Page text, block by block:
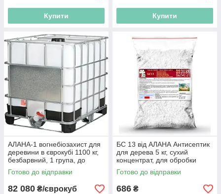
Купити Купити
АЛАНА-1 вогнебіозахист для
деревини в єврокубі 1100 кг,
безбарвний, 1 група, до
-15°C
Готово до відправки
82 080 ₴/єврокуб
БС 13 від АЛАНА Антисептик
для дерева 5 кг, сухий
концентрат, для обробки
деревини всередині
приміщень 1:9
Готово до відправки
686 ₴